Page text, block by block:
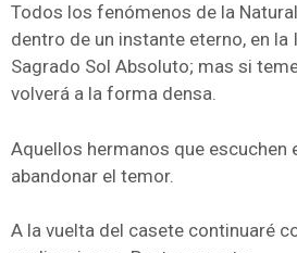
Todos los fenómenos de la
dentro de un instante eterno, en la
Sagrado Sol Absoluto; mas si
volverá a la forma densa.
Aquellos hermanos que escuchen
abandonar el temor.
A la vuelta del casete continuaré